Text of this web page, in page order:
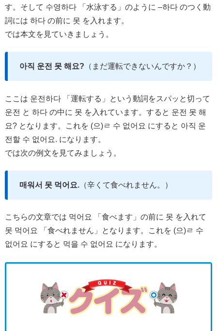
す。そして 수영하다 「水泳する」のように –하다 のつく動
詞には 하다 の前に 못 を入れます。
では本文を見ていきましょう。
아직 운전 못 해요? （まだ運転できないんですか？）
ここは 운전하다 「運転する」という動詞をスパッと切って
운전 と 하다 の中に 못 を入れています。すると 운전 못 해
요? となります。これを (으)ㄹ 수 없어요 にすると 아직 운
전할 수 없어요. になります。
では次の例文を見てみましょう。
매워서 못 먹어요. （辛くて食べれません。）
こちらの文章では 먹어요 「食べます」の前に 못 を入れて
못 먹어요 「食べれません」となります。これを (으)ㄹ 수
없어요 にすると 먹을 수 없어요 になります。